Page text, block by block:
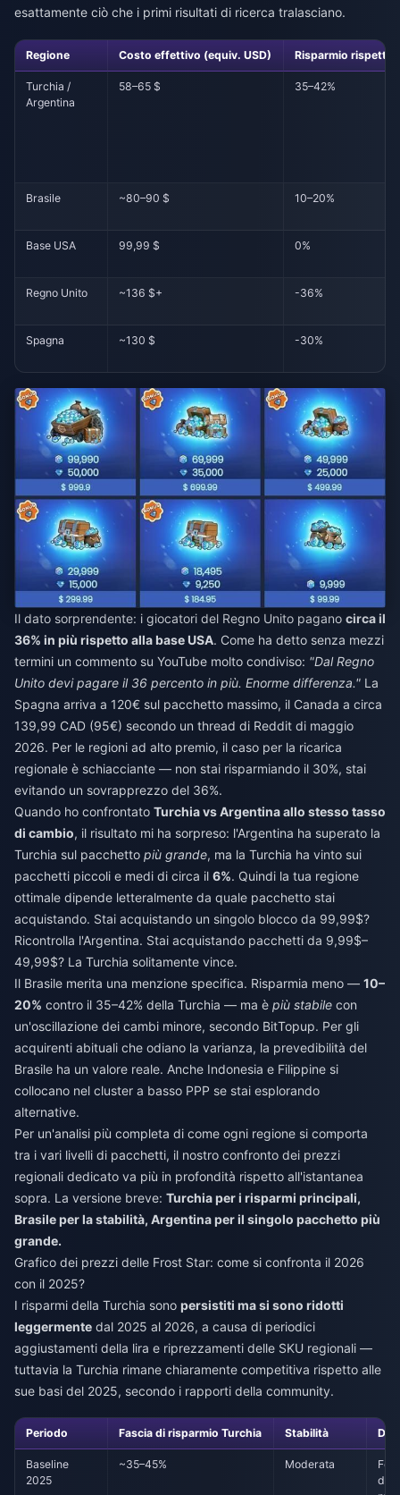
esattamente ciò che i primi risultati di ricerca tralasciano.
Regione Costo effettivo (equiv. USD) Risparmio rispetto
Turchia /
Argentina
58–65 $ 35–42%
Brasile ~80–90 $ 10–20%
Base USA 99,99 $ 0%
Regno Unito ~136 $+ -36%
Spagna ~130 $ -30%
Il dato sorprendente: i giocatori del Regno Unito pagano circa il
36% in più rispetto alla base USA. Come ha detto senza mezzi
termini un commento su YouTube molto condiviso: "Dal Regno
Unito devi pagare il 36 percento in più. Enorme differenza." La
Spagna arriva a 120€ sul pacchetto massimo, il Canada a circa
139,99 CAD (95€) secondo un thread di Reddit di maggio
2026. Per le regioni ad alto premio, il caso per la ricarica
regionale è schiacciante — non stai risparmiando il 30%, stai
evitando un sovrapprezzo del 36%.
Quando ho confrontato Turchia vs Argentina allo stesso tasso
di cambio, il risultato mi ha sorpreso: l'Argentina ha superato la
Turchia sul pacchetto più grande, ma la Turchia ha vinto sui
pacchetti piccoli e medi di circa il 6%. Quindi la tua regione
ottimale dipende letteralmente da quale pacchetto stai
acquistando. Stai acquistando un singolo blocco da 99,99$?
Ricontrolla l'Argentina. Stai acquistando pacchetti da 9,99$–
49,99$? La Turchia solitamente vince.
Il Brasile merita una menzione specifica. Risparmia meno — 10–
20% contro il 35–42% della Turchia — ma è più stabile con
un'oscillazione dei cambi minore, secondo BitTopup. Per gli
acquirenti abituali che odiano la varianza, la prevedibilità del
Brasile ha un valore reale. Anche Indonesia e Filippine si
collocano nel cluster a basso PPP se stai esplorando
alternative.
Per un'analisi più completa di come ogni regione si comporta
tra i vari livelli di pacchetti, il nostro confronto dei prezzi
regionali dedicato va più in profondità rispetto all'istantanea
sopra. La versione breve: Turchia per i risparmi principali,
Brasile per la stabilità, Argentina per il singolo pacchetto più
grande.
Grafico dei prezzi delle Frost Star: come si confronta il 2026
con il 2025?
I risparmi della Turchia sono persistiti ma si sono ridotti
leggermente dal 2025 al 2026, a causa di periodici
aggiustamenti della lira e riprezzamenti delle SKU regionali —
tuttavia la Turchia rimane chiaramente competitiva rispetto alle
sue basi del 2025, secondo i rapporti della community.
Periodo Fascia di risparmio Turchia Stabilità
Baseline
2025
~35–45% Moderata